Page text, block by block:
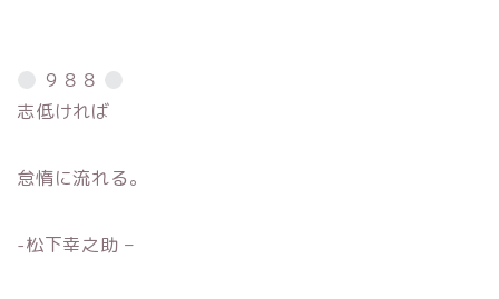
９８８
志低ければ
怠惰に流れる。
-松下幸之助 –